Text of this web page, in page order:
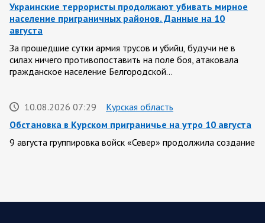
Украинские террористы продолжают убивать мирное
население приграничных районов. Данные на 10
августа
За прошедшие сутки армия трусов и убийц, будучи не в
силах ничего противопоставить на поле боя, атаковала
гражданское население Белгородской…
10.08.2026 07:29
Курская область
Обстановка в Курском приграничье на утро 10 августа
9 августа группировка войск «Север» продолжила создание
10.08.2026 07:24
Спецоперация